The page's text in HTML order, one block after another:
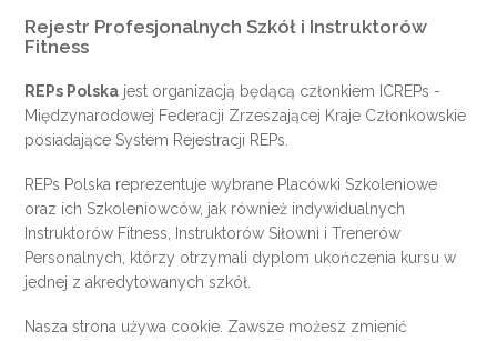
Rejestr Profesjonalnych Szkół i Instruktorów
Fitness
REPs Polska jest organizacją będącą członkiem ICREPs -
Międzynarodowej Federacji Zrzeszającej Kraje Członkowskie
posiadające System Rejestracji REPs.
REPs Polska reprezentuje wybrane Placówki Szkoleniowe
oraz ich Szkoleniowców, jak również indywidualnych
Instruktorów Fitness, Instruktorów Siłowni i Trenerów
Personalnych, którzy otrzymali dyplom ukończenia kursu w
jednej z akredytowanych szkół.
Nasza strona używa cookie. Zawsze możesz zmienić